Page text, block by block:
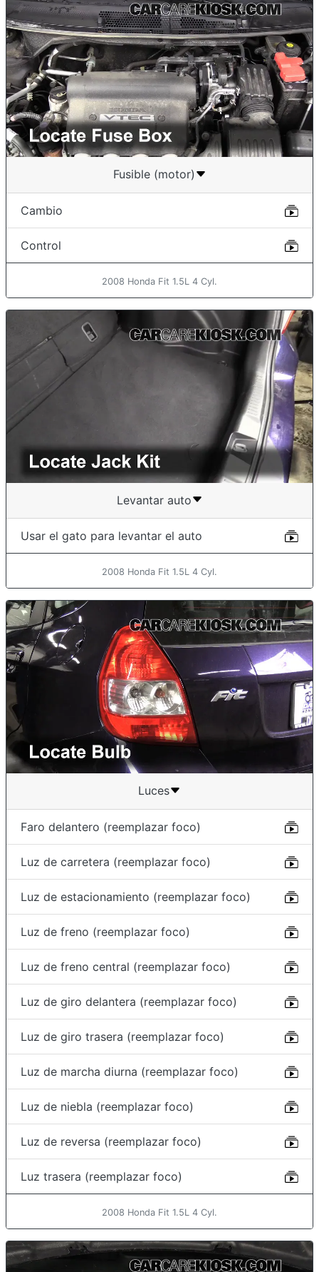
Fusible (motor)
Cambio
Control
2008 Honda Fit 1.5L 4 Cyl.
Levantar auto
Usar el gato para levantar el auto
2008 Honda Fit 1.5L 4 Cyl.
Luces
Faro delantero (reemplazar foco)
Luz de carretera (reemplazar foco)
Luz de estacionamiento (reemplazar foco)
Luz de freno (reemplazar foco)
Luz de freno central (reemplazar foco)
Luz de giro delantera (reemplazar foco)
Luz de giro trasera (reemplazar foco)
Luz de marcha diurna (reemplazar foco)
Luz de niebla (reemplazar foco)
Luz de reversa (reemplazar foco)
Luz trasera (reemplazar foco)
2008 Honda Fit 1.5L 4 Cyl.